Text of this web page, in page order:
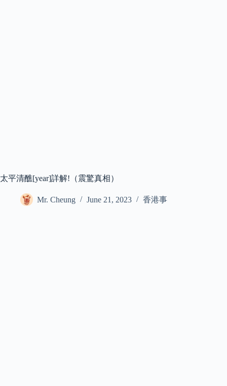
太平清醮[year]詳解!（震驚真相）
Mr. Cheung June 21, 2023 香港事